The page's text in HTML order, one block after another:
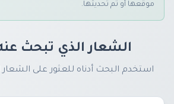
موقعها أو تم تحديثها.
الشعار الذي تبحث
استخدم البحث أدناه للعثور على